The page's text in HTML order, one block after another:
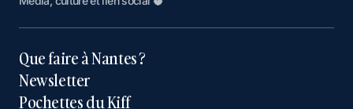
Que faire à Nantes ?
Newsletter
Pochettes du Kiff